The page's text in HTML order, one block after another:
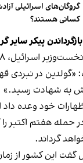
گروگان‌های اسرائیلی
کسانی هستند؟
پیکر سایر
در نبردی
خود وعده
حمله هفتم اکتبر را
گرداند.
گفت این کشور از